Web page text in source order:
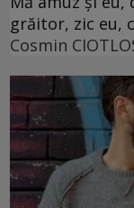
grăitor, zic eu,
Cosmin